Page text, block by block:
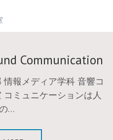
Communication
報メディア学科 音響コ
ミュニケーションは人
…